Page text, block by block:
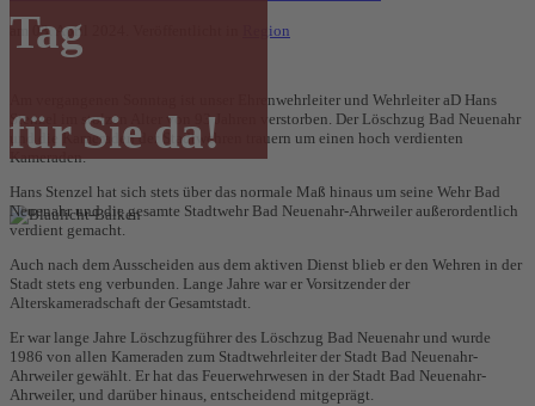
Tag
für Sie da!
am 03. April 2024 Region
Am vergangenen Sonntag ist unser Ehrenwehrleiter und Wehrleiter aD Hans
Stenzel im stolzen Alter von 93 Jahren verstorben. Der Löschzug Bad Neuenahr
und die Kameraden der Stadtwehren trauern um einen hoch verdienten
Kameraden.
Hans Stenzel hat sich stets über das normale Maß hinaus um seine Wehr Bad
Neuenahr und die gesamte Stadtwehr Bad Neuenahr-Ahrweiler außerordentlich
verdient gemacht.
Auch nach dem Ausscheiden aus dem aktiven Dienst blieb er den Wehren in der
Stadt stets eng verbunden. Lange Jahre war er Vorsitzender der
Alterskameradschaft der Gesamtstadt.
Er war lange Jahre Löschzugführer des Löschzug Bad Neuenahr und wurde
1986 von allen Kameraden zum Stadtwehrleiter der Stadt Bad Neuenahr-
Ahrweiler gewählt. Er hat das Feuerwehrwesen in der Stadt Bad Neuenahr-
Ahrweiler, und darüber hinaus, entscheidend mitgeprägt.